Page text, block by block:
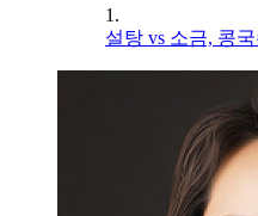
1.
설탕 vs 소금, 콩